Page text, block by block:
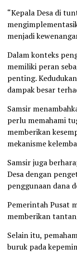
“Kepala Desa di
menjadi
Dalam konteks
memiliki peran
penting.
dampak besar
Samsir
perlu memahami
memberikan
mekanisme
Samsir juga
Desa dengan
penggunaan dana
Pemerintah Pusat
memberikan
Selain itu,
buruk pada